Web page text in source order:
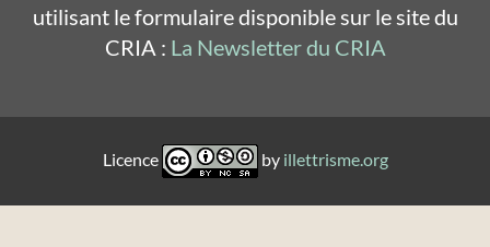
utilisant le formulaire disponible sur le site du
CRIA : La Newsletter du CRIA
Licence by illettrisme.org